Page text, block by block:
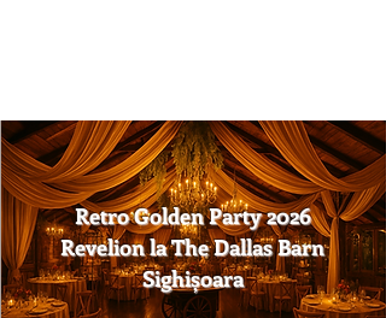
Retro Golden Party 2026
Revelion la The Dallas Barn
Sighișoara